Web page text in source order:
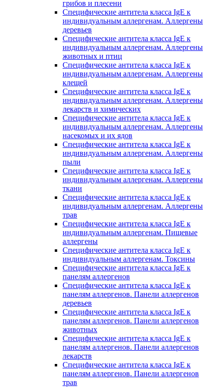
грибов и плесени
Специфические антитела класса IgE к
индивидуальным аллергенам. Аллергены
деревьев
Специфические антитела класса IgE к
индивидуальным аллергенам. Аллергены
животных и птиц
Специфические антитела класса IgE к
индивидуальным аллергенам. Аллергены
клещей
Специфические антитела класса IgE к
индивидуальным аллергенам. Аллергены
лекарств и химических
Специфические антитела класса IgE к
индивидуальным аллергенам. Аллергены
насекомых и их ядов
Специфические антитела класса IgE к
индивидуальным аллергенам. Аллергены
пыли
Специфические антитела класса IgE к
индивидуальным аллергенам. Аллергены
ткани
Специфические антитела класса IgE к
индивидуальным аллергенам. Аллергены
трав
Специфические антитела класса IgE к
индивидуальным аллергенам. Пищевые
аллергены
Специфические антитела класса IgE к
индивидуальным аллергенам. Токсины
Специфические антитела класса IgE к
панелям аллергенов
Специфические антитела класса IgE к
панелям аллергенов. Панели аллергенов
деревьев
Специфические антитела класса IgE к
панелям аллергенов. Панели аллергенов
животных
Специфические антитела класса IgE к
панелям аллергенов. Панели аллергенов
лекарств
Специфические антитела класса IgE к
панелям аллергенов. Панели аллергенов
трав